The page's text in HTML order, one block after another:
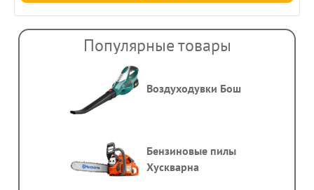
Популярные товары
Воздуходувки Бош
Бензиновые пилы
Хускварна